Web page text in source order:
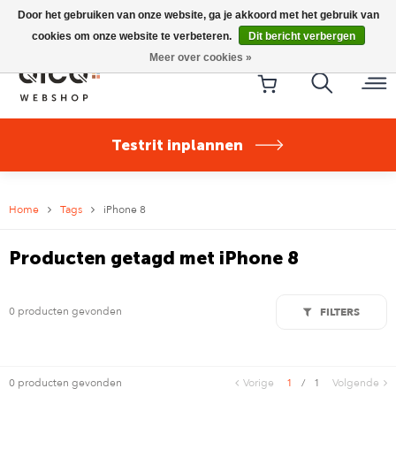
Riese & Müller Nevo5 Silent Core nu direct uit voorraad
leverbaar!
Testrit inplannen
Home Tags iPhone 8
Producten getagd met iPhone 8
0 producten gevonden FILTERS
0 producten gevonden Vorige 1 / 1 Volgende
Door het gebruiken van onze website, ga je akkoord met het gebruik van
cookies om onze website te verbeteren.
Dit bericht verbergen
Meer over cookies »